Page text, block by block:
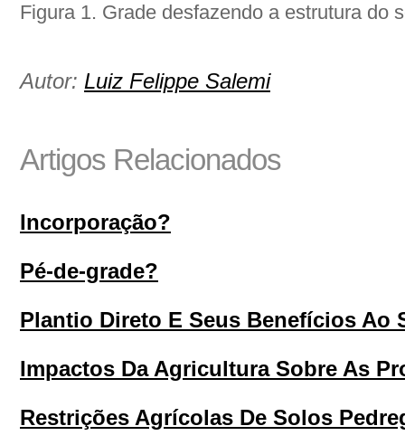
Figura 1. Grade desfazendo a estrutura do
Autor: Luiz Felippe Salemi
Artigos Relacionados
Incorporação?
Pé-de-grade?
Plantio Direto E Seus Benefícios Ao
Impactos Da Agricultura Sobre As
Restrições Agrícolas De Solos